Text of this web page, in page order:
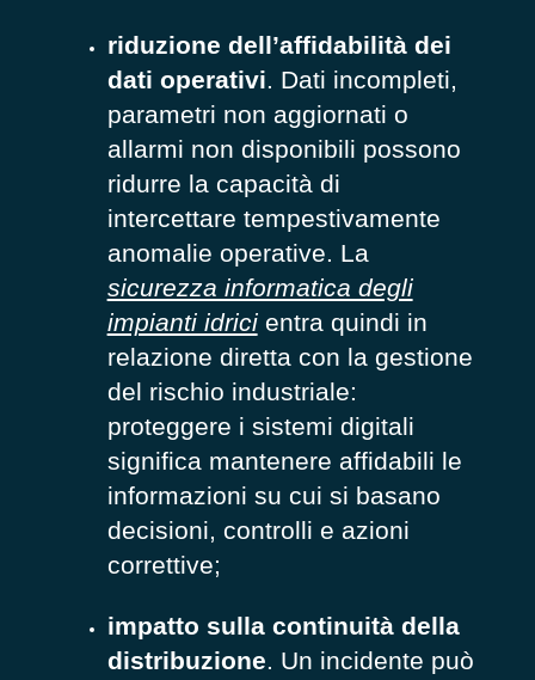
riduzione dell’affidabilità dei
dati operativi. Dati incompleti,
parametri non aggiornati o
allarmi non disponibili possono
ridurre la capacità di
intercettare tempestivamente
anomalie operative. La
sicurezza informatica degli
impianti idricientra quindi in
relazione diretta con la gestione
del rischio industriale:
proteggere i sistemi digitali
significa mantenere affidabili le
informazioni su cui si basano
decisioni, controlli e azioni
correttive;
impatto sulla continuità della
distribuzione. Un incidente può